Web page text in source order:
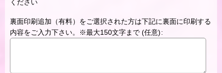
ください
裏面印刷追加（有料）をご選択された方は下記に裏面に印刷する
内容をご入力下さい。※最大150文字まで (任意):